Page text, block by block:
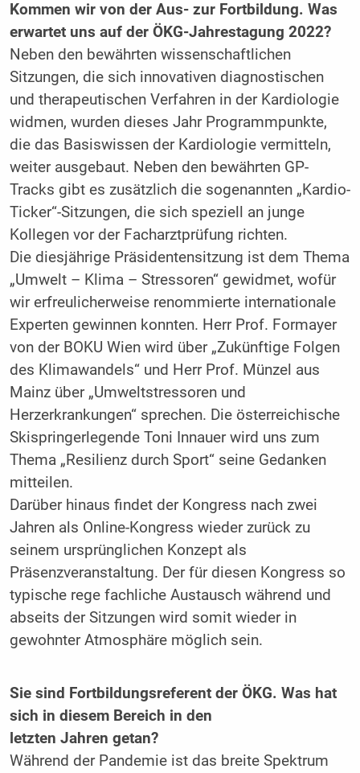
Kommen wir von der Aus- zur Fortbildung. Was
erwartet uns auf der ÖKG-Jahrestagung 2022?
Neben den bewährten wissenschaftlichen
Sitzungen, die sich innovativen diagnostischen
und therapeutischen Verfahren in der Kardiologie
widmen, wurden dieses Jahr Programmpunkte,
die das Basiswissen der Kardiologie vermitteln,
weiter ausgebaut. Neben den bewährten GP-
Tracks gibt es zusätzlich die sogenannten „Kardio-
Ticker“-Sitzungen, die sich speziell an junge
Kollegen vor der Facharztprüfung richten.
Die diesjährige Präsidentensitzung ist dem Thema
„Umwelt – Klima – Stressoren“ gewidmet, wofür
wir erfreulicherweise renommierte internationale
Experten gewinnen konnten. Herr Prof. Formayer
von der BOKU Wien wird über „Zukünftige Folgen
des Klimawandels“ und Herr Prof. Münzel aus
Mainz über „Umweltstressoren und
Herzerkrankungen“ sprechen. Die österreichische
Skispringerlegende Toni Innauer wird uns zum
Thema „Resilienz durch Sport“ seine Gedanken
mitteilen.
Darüber hinaus findet der Kongress nach zwei
Jahren als Online-Kongress wieder zurück zu
seinem ursprünglichen Konzept als
Präsenzveranstaltung. Der für diesen Kongress so
typische rege fachliche Austausch während und
abseits der Sitzungen wird somit wieder in
gewohnter Atmosphäre möglich sein.
Sie sind Fortbildungsreferent der ÖKG. Was hat
sich in diesem Bereich in den
letzten Jahren getan?
Während der Pandemie ist das breite Spektrum